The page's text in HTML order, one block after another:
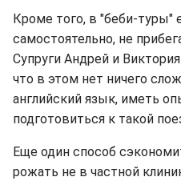
Кроме того, в "беби-туры"
самостоятельно, не
Супруги Андрей и
что в этом нет ничего
английский язык, иметь
подготовиться к такой
Еще один способ
рожать не в частной